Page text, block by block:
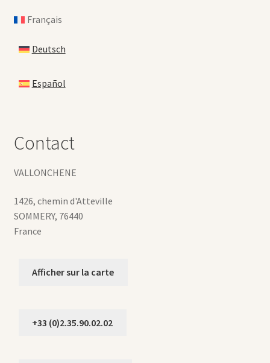
Français
Deutsch
Español
Contact
VALLONCHENE
1426, chemin d'Atteville
SOMMERY, 76440
France
Afficher sur la carte
+33 (0)2.35.90.02.02